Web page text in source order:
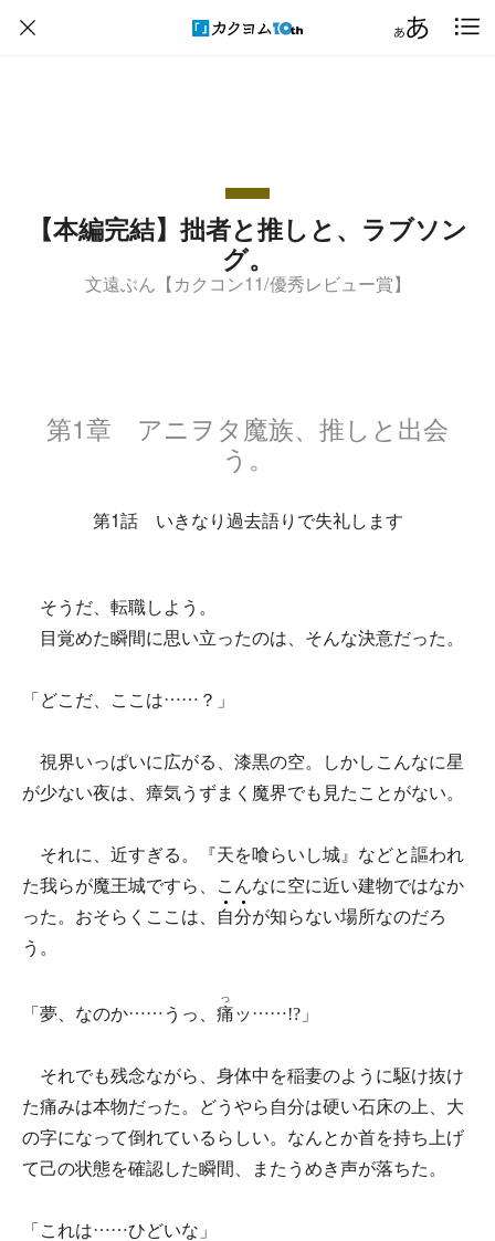
【本編完結】拙者と推しと、ラブソン
グ。
文遠ぶん【カクコン11/優秀レビュー賞】
第1章 アニヲタ魔族、推しと出会
う。
第1話 いきなり過去語りで失礼します
そうだ、転職しよう。
目覚めた瞬間に思い立ったのは、そんな決意だった。
「どこだ、ここは……？」
視界いっぱいに広がる、漆黒の空。しかしこんなに星
が少ない夜は、瘴気うずまく魔界でも見たことがない。
それに、近すぎる。『天を喰らいし城』などと謳われ
た我らが魔王城ですら、こんなに空に近い建物ではなか
った。おそらくここは、
自分が知らない場所なのだろ
う。
「夢、なのか……うっ、 痛
つ
ッ……!?」
それでも残念ながら、身体中を稲妻のように駆け抜け
た痛みは本物だった。どうやら自分は硬い石床の上、大
の字になって倒れているらしい。なんとか首を持ち上げ
て己の状態を確認した瞬間、またうめき声が落ちた。
「これは……ひどいな」